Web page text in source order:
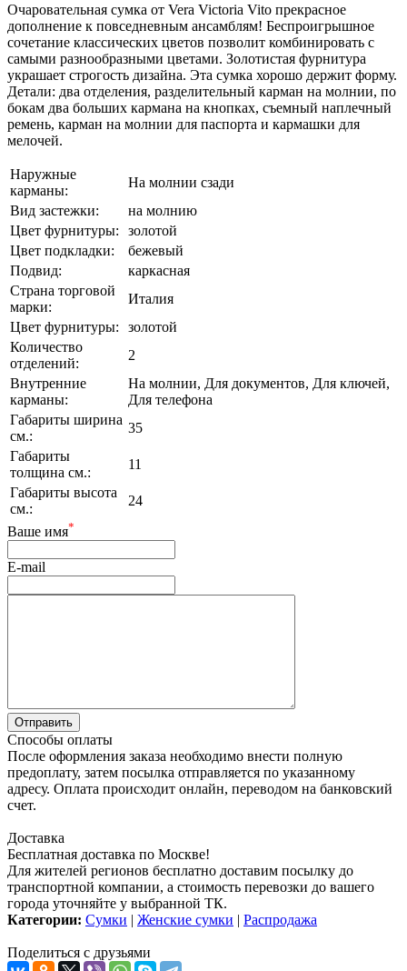
Очаровательная сумка от Vera Victoria Vito прекрасное
дополнение к повседневным ансамблям! Беспроигрышное
сочетание классических цветов позволит комбинировать с
самыми разнообразными цветами. Золотистая фурнитура
украшает строгость дизайна. Эта сумка хорошо держит форму.
Детали: два отделения, разделительный карман на молнии, по
бокам два больших кармана на кнопках, съемный наплечный
ремень, карман на молнии для паспорта и кармашки для
мелочей.
Наружные
карманы:
На молнии сзади
Вид застежки:
на молнию
Цвет фурнитуры:
золотой
Цвет подкладки:
бежевый
Подвид:
каркасная
Страна торговой
марки:
Италия
Цвет фурнитуры:
золотой
Количество
отделений:
2
Внутренние
карманы:
На молнии, Для документов, Для ключей,
Для телефона
Габариты ширина
см.:
35
Габариты
толщина см.:
11
Габариты высота
см.:
24
Ваше имя*
E-mail
Способы оплаты
После оформления заказа необходимо внести полную
предоплату, затем посылка отправляется по указанному
адресу. Оплата происходит онлайн, переводом на банковский
счет.
Доставка
Бесплатная доставка по Москве!
Для жителей регионов бесплатно доставим посылку до
транспортной компании, а стоимость перевозки до вашего
города уточняйте у выбранной ТК.
Категории: Сумки | Женские сумки | Распродажа
Поделиться с друзьями